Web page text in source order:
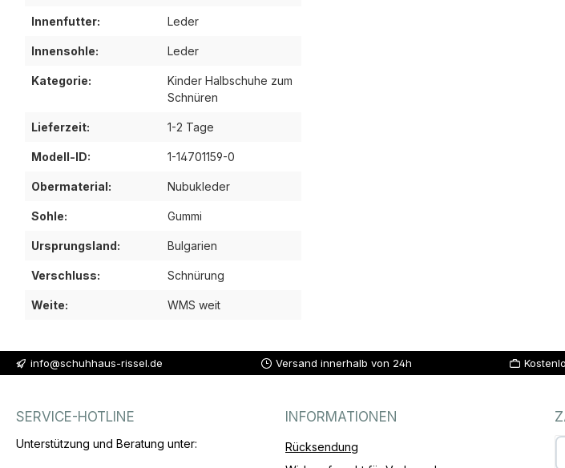
Innenfutter: Leder
Innensohle: Leder
Kategorie:
Kinder Halbschuhe zum
Schnüren
Lieferzeit: 1-2 Tage
Modell-ID: 1-14701159-0
Obermaterial: Nubukleder
Sohle: Gummi
Ursprungsland: Bulgarien
Verschluss: Schnürung
Weite: WMS weit
info@schuhhaus-rissel.de Versand innerhalb von 24h
SERVICE-HOTLINE
Unterstützung und Beratung unter:
INFORMATIONEN
Rücksendung